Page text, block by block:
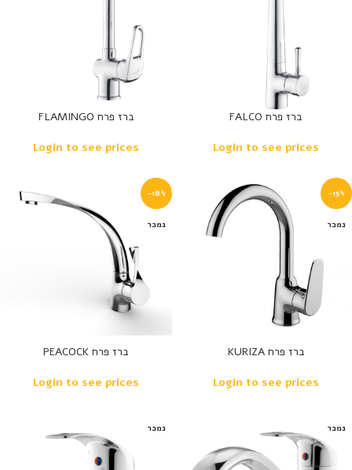
ברז פרח FALCO
Login to see prices
ברז פרח FLAMINGO
Login to see prices
-15%
נמכר
ברז פרח KURIZA
Login to see prices
-18%
נמכר
ברז פרח PEACOCK
Login to see prices
נמכר נמכר